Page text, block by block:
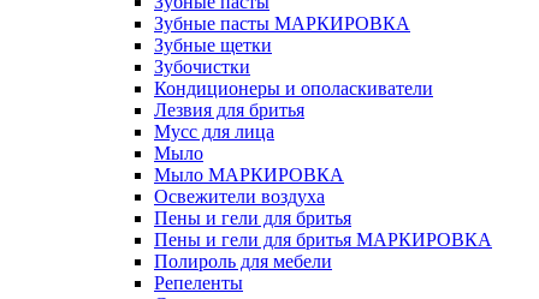
Зубные пасты МАРКИРОВКА
Зубные щетки
Зубочистки
Кондиционеры и ополаскиватели
Лезвия для бритья
Мусс для лица
Мыло
Мыло МАРКИРОВКА
Освежители воздуха
Пены и гели для бритья
Пены и гели для бритья МАРКИРОВКА
Полироль для мебели
Репеленты